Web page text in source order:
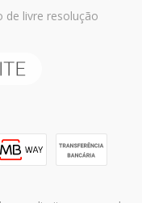
de livre resolução